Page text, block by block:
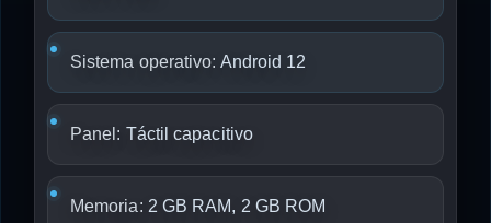
Sistema operativo: Android 12
Panel: Táctil capacitivo
Memoria: 2 GB RAM, 2 GB ROM